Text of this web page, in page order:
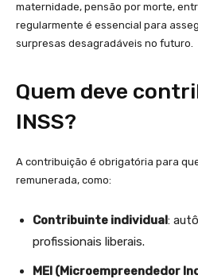
maternidade, pensão por morte,
regularmente é essencial para
surpresas desagradáveis no futuro.
Quem deve
INSS?
A contribuição é obrigatória para
remunerada, como:
Contribuinte individual:
profissionais liberais.
MEI (Microempreendedor